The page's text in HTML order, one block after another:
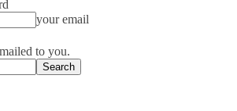
your email
to you.